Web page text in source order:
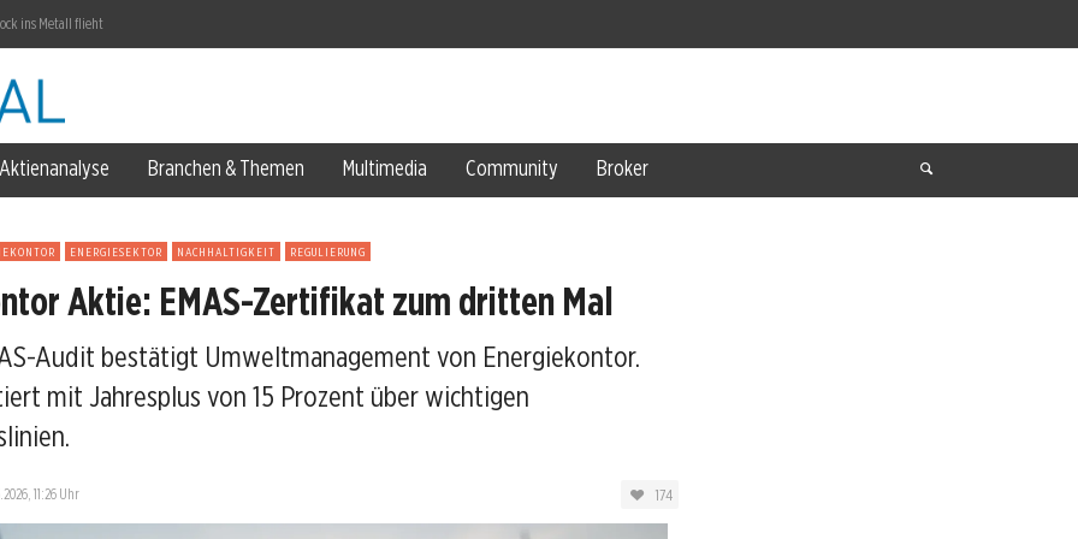
ins Metall flieht
gesichert
Aktienanalyse Branchen & Themen Multimedia Community Broker
ENERGIESEKTOR NACHHALTIGKEIT REGULIERUNG
Aktie: EMAS-Zertifikat zum dritten Mal
Audit bestätigt Umweltmanagement von Energiekontor.
mit Jahresplus von 15 Prozent über wichtigen
11:26 Uhr 174